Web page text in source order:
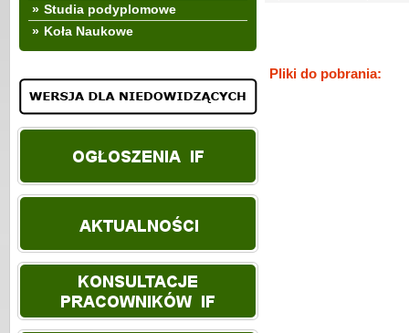
» Studia podyplomowe
» Koła Naukowe
Pliki do pobrania: